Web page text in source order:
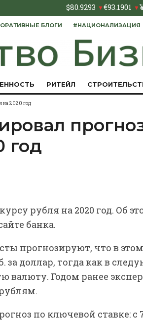
$80.9293 ▼€93.1901 ▼
БЛОГИ #НАЦИОНАЛИЗАЦИЯ
РИТЕЙЛ
на 2020 год
год
рубля на 2020 год. Об
банка.
прогнозируют, что в
за доллар, тогда как в
валюту. Годом ранее
по ключевой ставке: с